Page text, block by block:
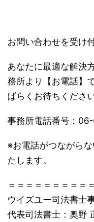
お問い合わせを受け
あなたに最適な解決
務所より【お電話】
ばらくお待ちください
事務所電話番号：
※お電話がつながら
たします。
＝＝＝＝＝＝＝＝＝
ウイズユー司法書士
代表司法書士：奥野